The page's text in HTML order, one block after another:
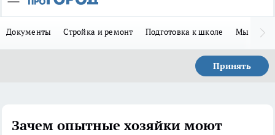
Документы Стройка и ремонт Подготовка к школе Мы в MAX
Принять
Зачем опытные хозяйки моют